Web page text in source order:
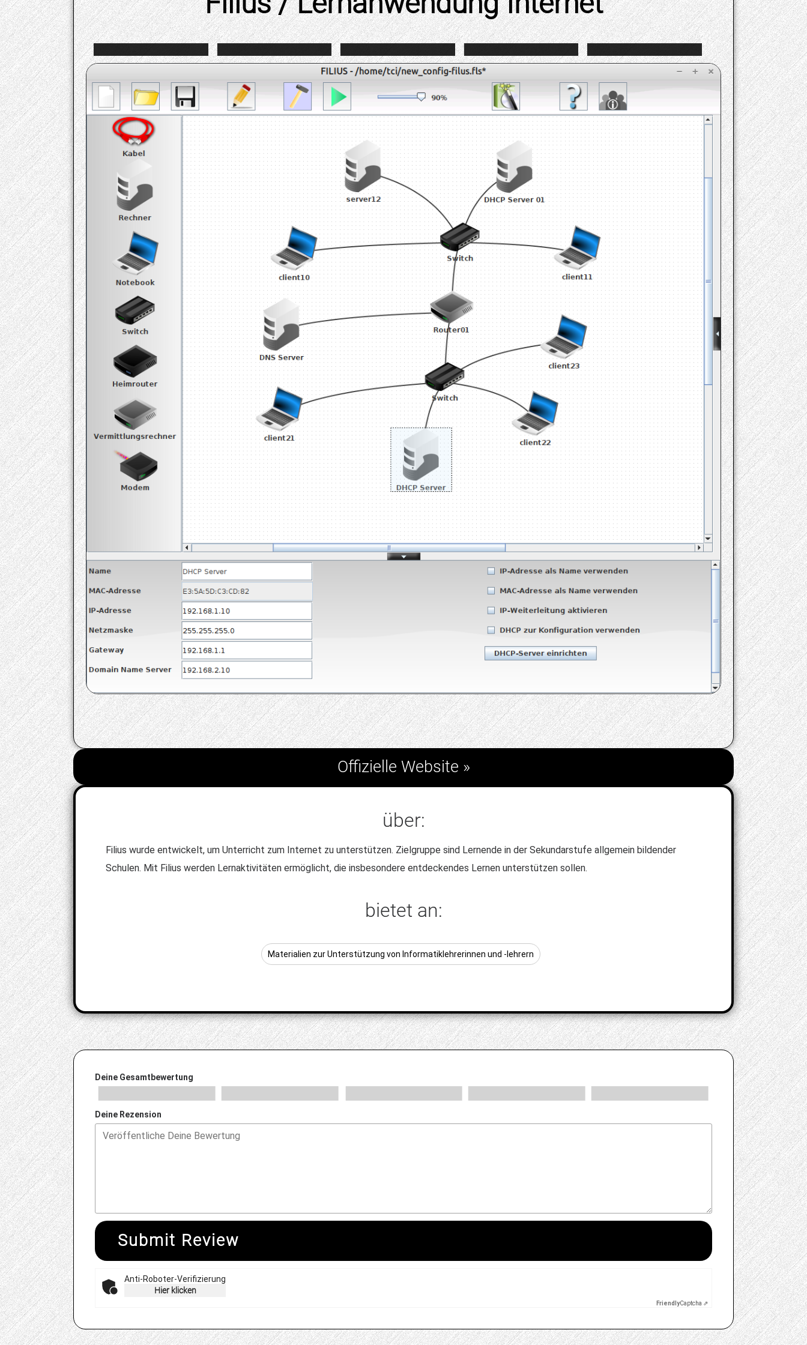
Offizielle Website »
über:
Filius wurde entwickelt, um Unterricht zum Internet zu unterstützen. Zielgruppe sind Lernende in der Sekundarstufe allgemein bildender
Schulen. Mit Filius werden Lernaktivitäten ermöglicht, die insbesondere entdeckendes Lernen unterstützen sollen.
bietet an:
Materialien zur Unterstützung von Informatiklehrerinnen und -lehrern
Deine Gesamtbewertung
Deine Rezension
Submit Review
Anti-Roboter-Verifizierung
Hier klicken
FriendlyCaptcha ⇗